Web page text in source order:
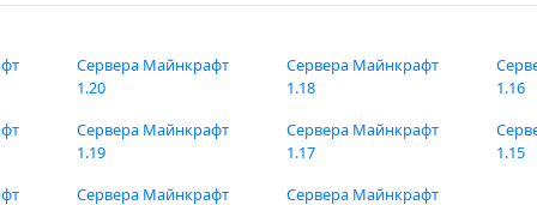
Сервера Майнкрафт
1.20
Сервера Майнкрафт
1.19
Сервера Майнкрафт
1.18
Сервера Майнкрафт
1.17
1.16
1.15
Сервера Майнкрафт Сервера Майнкрафт